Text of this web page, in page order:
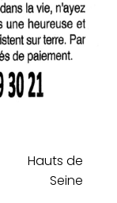
Hauts de
Seine